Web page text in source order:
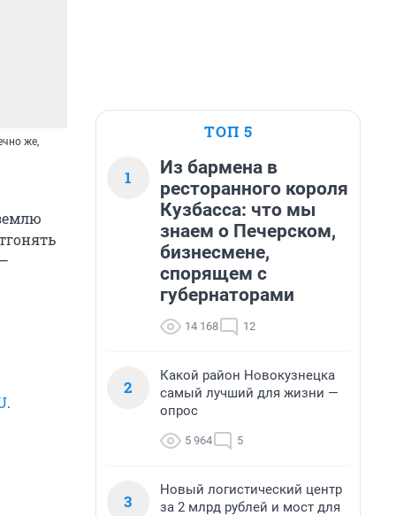
же,
.
ТОП 5
1
Из бармена в
ресторанного короля
Кузбасса: что мы
знаем о Печерском,
бизнесмене,
спорящем с
губернаторами
14 168 12
2
Какой район Новокузнецка
самый лучший для жизни —
опрос
5 964 5
3
Новый логистический центр
за 2 млрд рублей и мост для